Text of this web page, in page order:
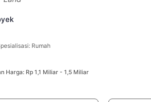
Rumah
Harga: Rp 1,1 Miliar - 1,5 Miliar